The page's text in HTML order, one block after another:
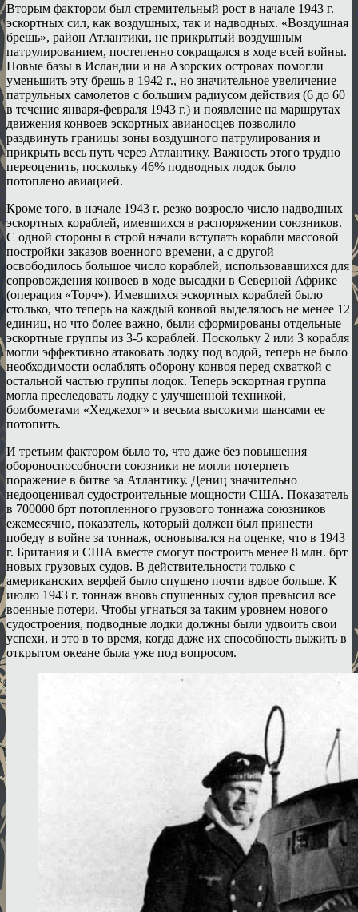
Вторым фактором был стремительный рост в начале 1943 г.
эскортных сил, как воздушных, так и надводных. «Воздушная
брешь», район Атлантики, не прикрытый воздушным
патрулированием, постепенно сокращался в ходе всей войны.
Новые базы в Исландии и на Азорских островах помогли
уменьшить эту брешь в 1942 г., но значительное увеличение
патрульных самолетов с большим радиусом действия (6 до 60
в течение января-февраля 1943 г.) и появление на маршрутах
движения конвоев эскортных авианосцев позволило
раздвинуть границы зоны воздушного патрулирования и
прикрыть весь путь через Атлантику. Важность этого трудно
переоценить, поскольку 46% подводных лодок было
потоплено авиацией.
Кроме того, в начале 1943 г. резко возросло число надводных
эскортных кораблей, имевшихся в распоряжении союзников.
С одной стороны в строй начали вступать корабли массовой
постройки заказов военного времени, а с другой –
освободилось большое число кораблей, использовавшихся для
сопровождения конвоев в ходе высадки в Северной Африке
(операция «Торч»). Имевшихся эскортных кораблей было
столько, что теперь на каждый конвой выделялось не менее 12
единиц, но что более важно, были сформированы отдельные
эскортные группы из 3-5 кораблей. Поскольку 2 или 3 корабля
могли эффективно атаковать лодку под водой, теперь не было
необходимости ослаблять оборону конвоя перед схваткой с
остальной частью группы лодок. Теперь эскортная группа
могла преследовать лодку с улучшенной техникой,
бомбометами «Хеджехог» и весьма высокими шансами ее
потопить.
И третьим фактором было то, что даже без повышения
обороноспособности союзники не могли потерпеть
поражение в битве за Атлантику. Дениц значительно
недооценивал судостроительные мощности США. Показатель
в 700000 брт потопленного грузового тоннажа союзников
ежемесячно, показатель, который должен был принести
победу в войне за тоннаж, основывался на оценке, что в 1943
г. Британия и США вместе смогут построить менее 8 млн. брт
новых грузовых судов. В действительности только с
американских верфей было спущено почти вдвое больше. К
июлю 1943 г. тоннаж вновь спущенных судов превысил все
военные потери. Чтобы угнаться за таким уровнем нового
судостроения, подводные лодки должны были удвоить свои
успехи, и это в то время, когда даже их способность выжить в
открытом океане была уже под вопросом.